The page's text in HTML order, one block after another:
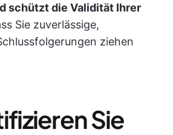
schützt die Validität Ihrer
Sie zuverlässige,
ziehen
Sie